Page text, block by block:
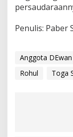
Penulis: Paber
Anggota DEwan
Rohul
Toga